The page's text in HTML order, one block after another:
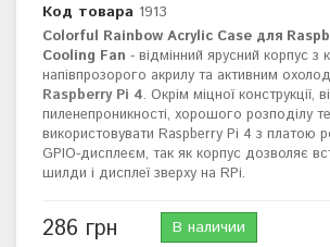
Код товара 1913
Colorful Rainbow Acrylic Case для
Cooling Fan - відмінний ярусний корпус з
напівпрозорого акрилу та активним
Raspberry Pi 4. Окрім міцної конструкції,
пиленепроникності, хорошого розподілу
використовувати Raspberry Pi 4 з платою
GPIO-дисплеєм, так як корпус дозволяє
шилди і дисплеї зверху на RPi.
286 грн В наличии